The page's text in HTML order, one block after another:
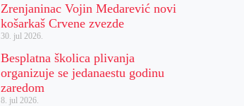
Zrenjaninac Vojin Medarević novi
košarkaš Crvene zvezde
30. jul 2026.
Besplatna školica plivanja
organizuje se jedanaestu godinu
zaredom
8. jul 2026.